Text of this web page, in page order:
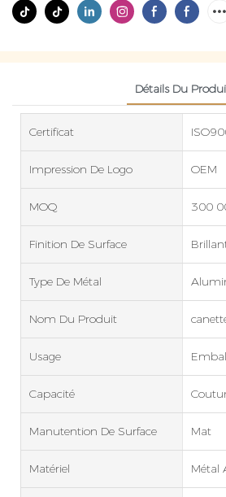
Détails Du
Certificat
Impression De Logo OEM
MOQ 300
Finition De Surface
Type De Métal
Nom Du Produit
Usage
Capacité
Manutention De Surface Mat
Matériel Métal